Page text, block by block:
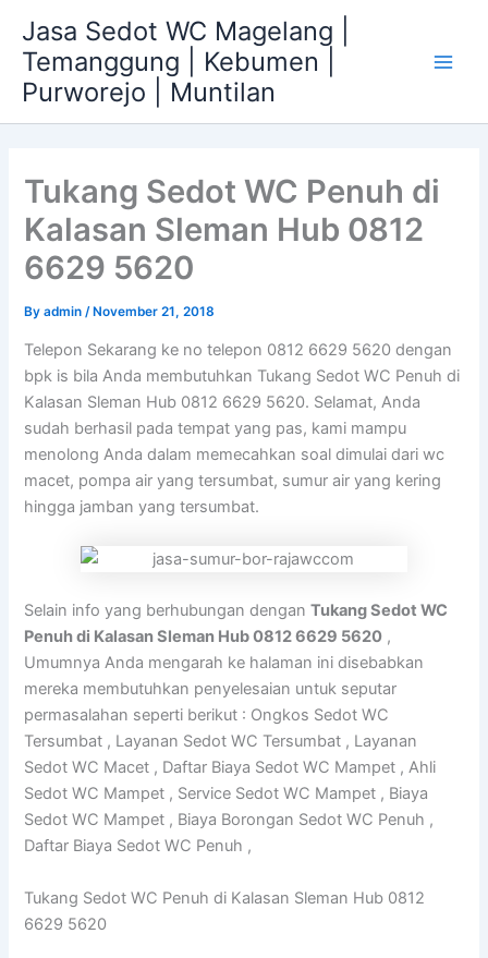
content
Jasa Sedot WC Magelang |
Temanggung | Kebumen |
Purworejo | Muntilan
Tukang Sedot WC Penuh di
Kalasan Sleman Hub 0812
6629 5620
Byadmin/ November 21, 2018
Telepon Sekarang ke no telepon 0812 6629 5620 dengan
bpk is bila Anda membutuhkan Tukang Sedot WC Penuh di
Kalasan Sleman Hub 0812 6629 5620. Selamat, Anda
sudah berhasil pada tempat yang pas, kami mampu
menolong Anda dalam memecahkan soal dimulai dari wc
macet, pompa air yang tersumbat, sumur air yang kering
hingga jamban yang tersumbat.
Selain info yang berhubungan denganTukang Sedot WC
Penuh di Kalasan Sleman Hub 0812 6629 5620 ,
Umumnya Anda mengarah ke halaman ini disebabkan
mereka membutuhkan penyelesaian untuk seputar
permasalahan seperti berikut : Ongkos Sedot WC
Tersumbat , Layanan Sedot WC Tersumbat , Layanan
Sedot WC Macet , Daftar Biaya Sedot WC Mampet , Ahli
Sedot WC Mampet , Service Sedot WC Mampet , Biaya
Sedot WC Mampet , Biaya Borongan Sedot WC Penuh ,
Daftar Biaya Sedot WC Penuh ,
Tukang Sedot WC Penuh di Kalasan Sleman Hub 0812
6629 5620